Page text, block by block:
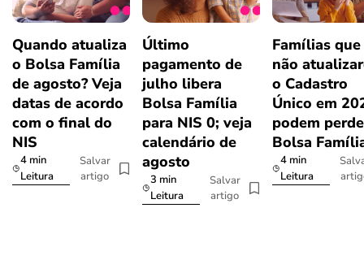
Quando atualiza
o Bolsa Família
de agosto? Veja
datas de acordo
com o final do
NIS
4 min
Leitura
Salvar
artigo
Último
pagamento de
julho libera
Bolsa Família
para NIS 0; veja
calendário de
agosto
3 min
Leitura
Salvar
artigo
Famílias que
não
o Cadastro
Único em
podem
Bolsa
4 min
Leitura